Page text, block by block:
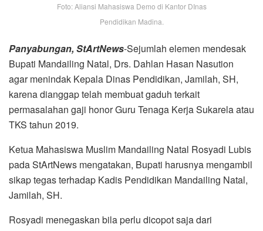
Foto: Aliansi Mahasiswa Demo di Kantor DInas
Pendidikan Madina.
Panyabungan, StArtNews-Sejumlah elemen mendesak
Bupati Mandailing Natal, Drs. Dahlan Hasan Nasution
agar menindak Kepala Dinas Pendidikan, Jamilah, SH,
karena dianggap telah membuat gaduh terkait
permasalahan gaji honor Guru Tenaga Kerja Sukarela atau
TKS tahun 2019.
Ketua Mahasiswa Muslim Mandailing Natal Rosyadi Lubis
pada StArtNews mengatakan, Bupati harusnya mengambil
sikap tegas terhadap Kadis Pendidikan Mandailing Natal,
Jamilah, SH.
Rosyadi menegaskan bila perlu dicopot saja dari